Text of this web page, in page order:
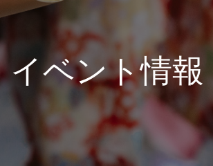
ベント情報